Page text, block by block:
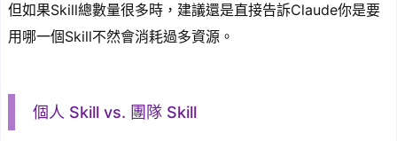
但如果Skill總數量很多時，建議還是直接告訴Claude你是要
用哪一個Skill不然會消耗過多資源。
個人 Skill vs. 團隊 Skill